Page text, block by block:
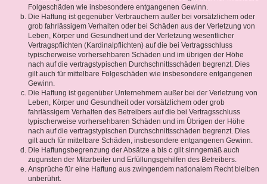
Folgeschäden wie insbesondere entgangenen Gewinn.
Die Haftung ist gegenüber Verbrauchern außer bei vorsätzlichem oder
grob fahrlässigem Verhalten oder bei Schäden aus der Verletzung von
Leben, Körper und Gesundheit und der Verletzung wesentlicher
Vertragspflichten (Kardinalpflichten) auf die bei Vertragsschluss
typischerweise vorhersehbaren Schäden und im übrigen der Höhe
nach auf die vertragstypischen Durchschnittsschäden begrenzt. Dies
gilt auch für mittelbare Folgeschäden wie insbesondere entgangenen
Gewinn.
Die Haftung ist gegenüber Unternehmern außer bei der Verletzung von
Leben, Körper und Gesundheit oder vorsätzlichem oder grob
fahrlässigem Verhalten des Betreibers auf die bei Vertragsschluss
typischerweise vorhersehbaren Schäden und im Übrigen der Höhe
nach auf die vertragstypischen Durchschnittsschäden begrenzt. Dies
gilt auch für mittelbare Schäden, insbesondere entgangenen Gewinn.
Die Haftungsbegrenzung der Absätze a bis c gilt sinngemäß auch
zugunsten der Mitarbeiter und Erfüllungsgehilfen des Betreibers.
Ansprüche für eine Haftung aus zwingendem nationalem Recht bleiben
unberührt.